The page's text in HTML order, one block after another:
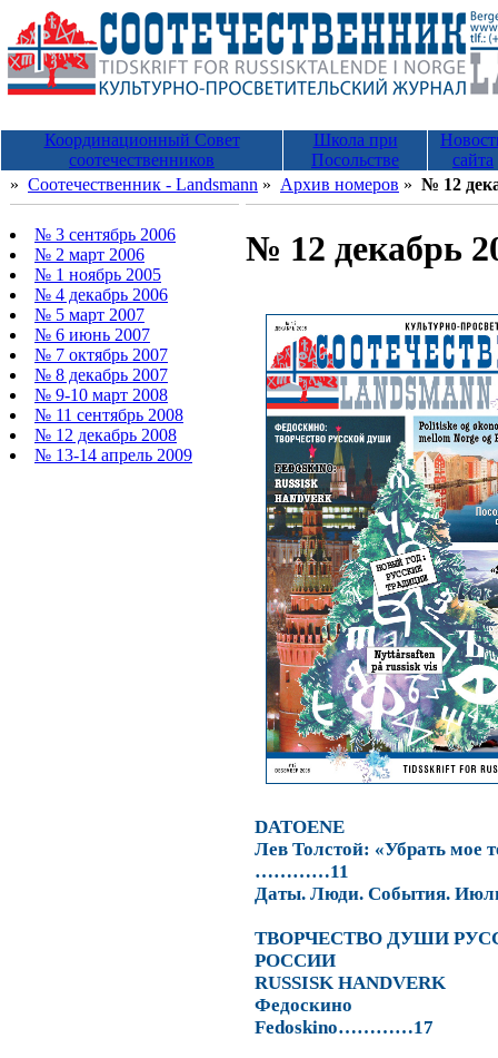
Координационный Совет
соотечественников
Школа при
Посольстве
сайта
» Соотечественник - Landsmann » Архив номеров » № 12
№ 3 сентябрь 2006
№ 2 март 2006
№ 1 ноябрь 2005
№ 4 декабрь 2006
№ 5 март 2007
№ 6 июнь 2007
№ 7 октябрь 2007
№ 8 декабрь 2007
№ 9-10 март 2008
№ 11 сентябрь 2008
№ 12 декабрь 2008
№ 13-14 апрель 2009
№ 12 декабрь
DATOENE
Лев Толстой: «Убрать мое
…………11
Даты. Люди. События.
ТВОРЧЕСТВО ДУШИ
РОССИИ
RUSSISK HANDVERK
Федоскино
Fedoskino…………17